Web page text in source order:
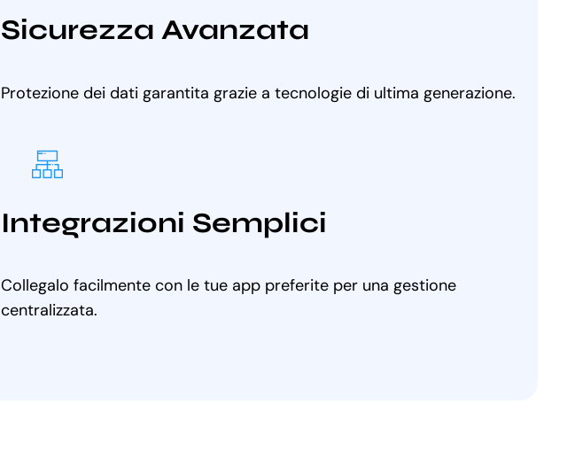
Sicurezza Avanzata
Protezione dei dati garantita grazie a tecnologie di ultima generazione.
Integrazioni Semplici
Collegalo facilmente con le tue app preferite per una gestione
centralizzata.